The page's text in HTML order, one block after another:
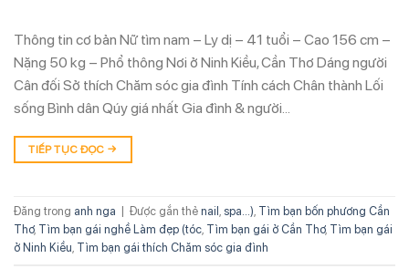
Thông tin cơ bản Nữ tìm nam – Ly dị – 41 tuổi – Cao 156 cm –
Nặng 50 kg – Phổ thông Nơi ở Ninh Kiều, Cần Thơ Dáng người
Cân đối Sở thích Chăm sóc gia đình Tính cách Chân thành Lối
sống Bình dân Qúy giá nhất Gia đình & người…
TIẾP TỤC ĐỌC →
Đăng trong anh nga Được gắn thẻ nail spa...) Tìm bạn bốn phương Cần
Thơ, Tìm bạn gái nghề Làm đẹp (tóc Tìm bạn gái ở Cần Thơ, Tìm bạn gái
ở Ninh Kiều Tìm bạn gái thích Chăm sóc gia đình